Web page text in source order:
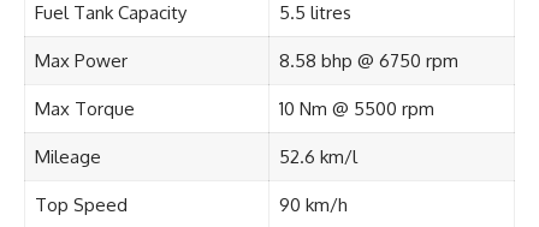
Fuel Tank Capacity 5.5 litres
Max Power 8.58 bhp @ 6750 rpm
Max Torque 10 Nm @ 5500 rpm
Mileage 52.6 km/l
Top Speed 90 km/h